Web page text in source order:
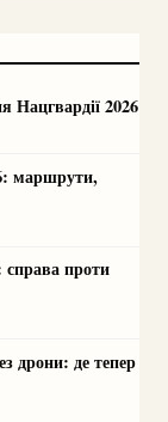
Нацгвардії 2026
маршрути,
справа проти
дрони: де тепер